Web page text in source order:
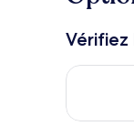
Vérifiez
Vérifier la